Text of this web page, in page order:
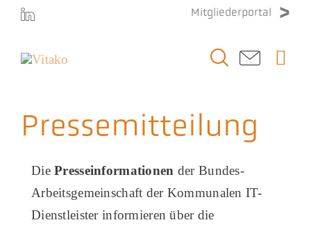
Zum
springen
Mitgliederportal
Stellenmarkt
Pressemitteilung
DiePresseinformationen der Bundes-
Arbeitsgemeinschaft der Kommunalen IT-
Dienstleister informieren über die